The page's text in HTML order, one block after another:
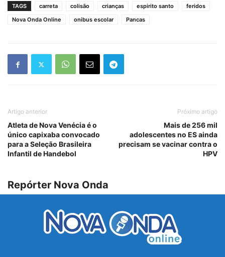
TAGS carreta colisão crianças espirito santo
feridos
Nova Onda Online
onibus escolar Pancas
Artigo anterior
Atleta de Nova Venécia é o
único capixaba convocado
para a Seleção Brasileira
Infantil de Handebol
Próximo artigo
Mais de 256 mil
adolescentes no ES ainda
precisam se vacinar contra o
HPV
Repórter Nova Onda